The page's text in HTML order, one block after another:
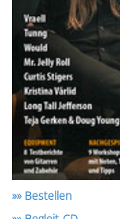
»» Bestellen